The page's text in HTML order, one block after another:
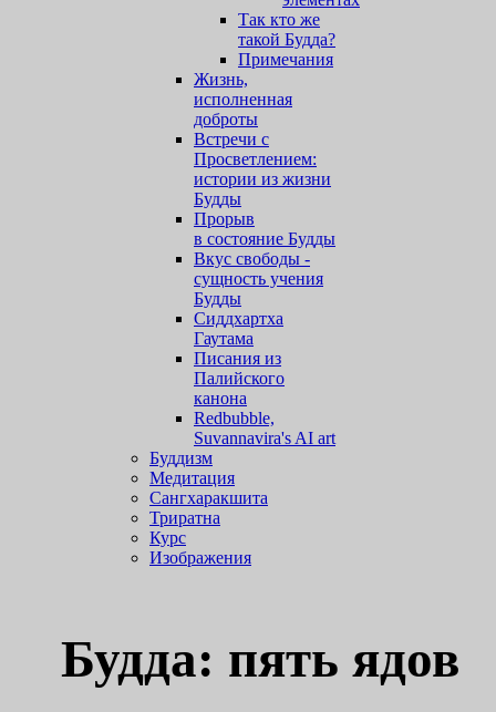
Так кто же
такой Будда?
Примечания
Жизнь,
исполненная
доброты
Встречи с
Просветлением:
истории из жизни
Будды
Прорыв
в состояние Будды
Вкус свободы -
сущность учения
Будды
Сиддхартха
Гаутама
Писания из
Палийского
канона
Redbubble,
Suvannavira's AI art
Буддизм
Медитация
Сангхаракшита
Триратна
Курс
Изображения
Будда: пять ядов